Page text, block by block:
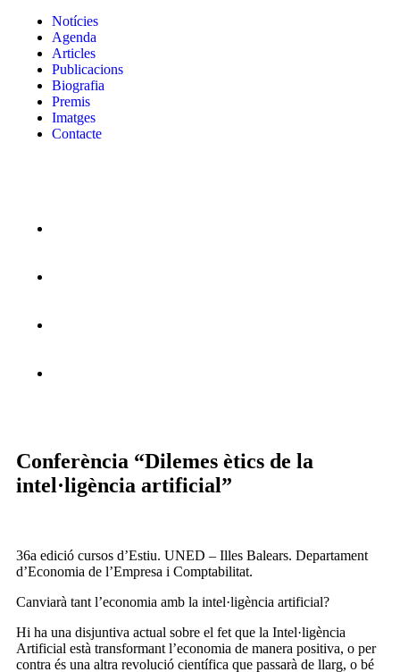
Notícies
Agenda
Articles
Publicacions
Biografia
Premis
Imatges
Contacte
Conferència “Dilemes ètics de la
intel·ligència artificial”
36a edició cursos d’Estiu. UNED – Illes Balears. Departament
d’Economia de l’Empresa i Comptabilitat.
Canviarà tant l’economia amb la intel·ligència artificial?
Hi ha una disjuntiva actual sobre el fet que la Intel·ligència
Artificial està transformant l’economia de manera positiva, o per
contra és una altra revolució científica que passarà de llarg, o bé